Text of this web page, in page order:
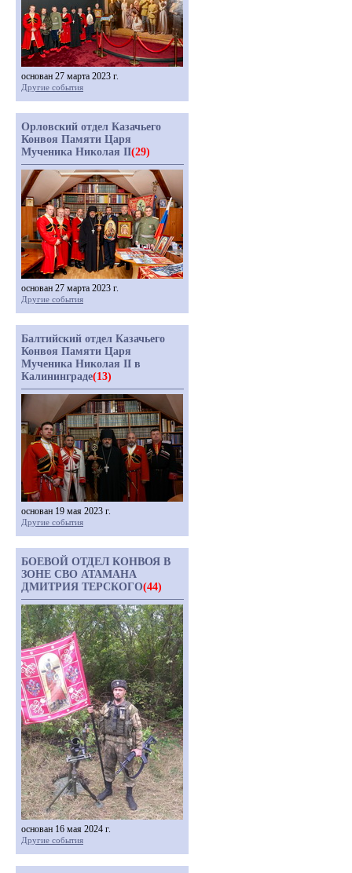
основан 27 марта 2023 г.
Другие события
Орловский отдел Казачьего
Конвоя Памяти Царя
Мученика Николая II(29)
основан 27 марта 2023 г.
Другие события
Балтийский отдел Казачьего
Конвоя Памяти Царя
Мученика Николая II в
Калининграде(13)
основан 19 мая 2023 г.
Другие события
БОЕВОЙ ОТДЕЛ КОНВОЯ В
ЗОНЕ СВО АТАМАНА
ДМИТРИЯ ТЕРСКОГО(44)
основан 16 мая 2024 г.
Другие события